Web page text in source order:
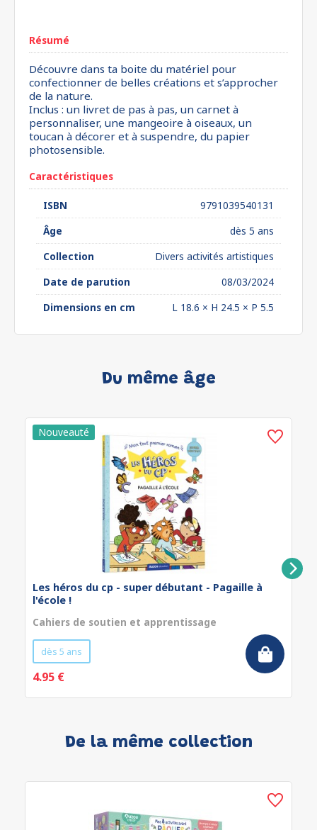
Résumé
Découvre dans ta boite du matériel pour
confectionner de belles créations et s’approcher
de la nature.
Inclus : un livret de pas à pas, un carnet à
personnaliser, une mangeoire à oiseaux, un
toucan à décorer et à suspendre, du papier
photosensible.
Caractéristiques
ISBN
9791039540131
Âge
dès 5 ans
Collection
Divers activités artistiques
Date de parution
08/03/2024
Dimensions en cm
L 18.6 × H 24.5 × P 5.5
Du même âge
Les héros du cp - super débutant - Pagaille à
l'école !
Cahiers de soutien et apprentissage
dès 5 ans
4.95 €
De la même collection